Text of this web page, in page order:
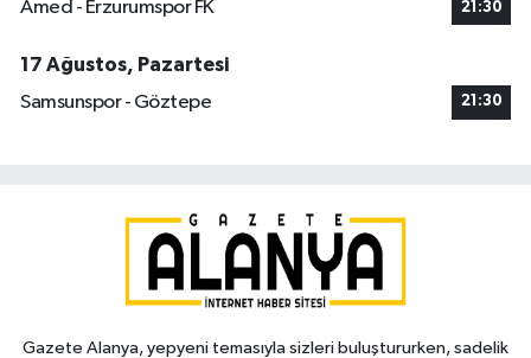
Amed - Erzurumspor FK 21:30
17 Ağustos, Pazartesi
Samsunspor - Göztepe
21:30
Gazete Alanya, yepyeni temasıyla sizleri buluştururken, sadelik